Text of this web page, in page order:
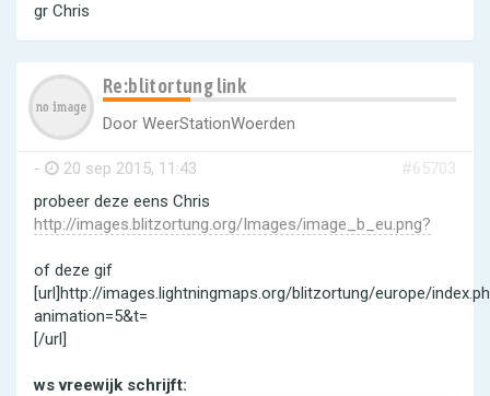
gr Chris
Re:blitortung link
Door WeerStationWoerden
- 20 sep 2015, 11:43
#65703
probeer deze eens Chris
http://images.blitzortung.org/Images/image_b_eu.png?
of deze gif
[url]http://images.lightningmaps.org/blitzortung/europe/
animation=5&t=
[/url]
ws vreewijk schrijft: